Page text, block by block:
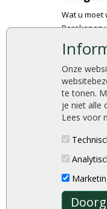
Onze
te tonen.
je niet alle
Lees voor
Wat u moet
Berekenen
Foto's en
Montage
Gekeurd
De
Hoe zelf
Hoe zelf